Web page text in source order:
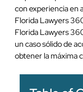
con experiencia en
Florida Lawyers
Florida Lawyers
un caso sólido de
obtener la máxima